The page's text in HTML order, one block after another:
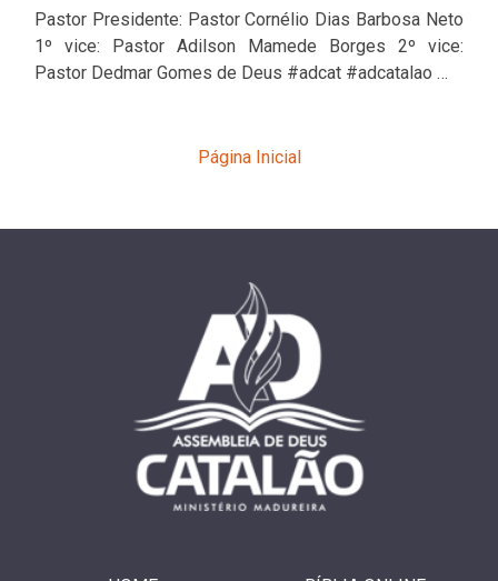
Pastor Presidente: Pastor Cornélio Dias Barbosa Neto
1º vice: Pastor Adilson Mamede Borges 2º vice:
Pastor Dedmar Gomes de Deus #adcat #adcatalao …
Página Inicial